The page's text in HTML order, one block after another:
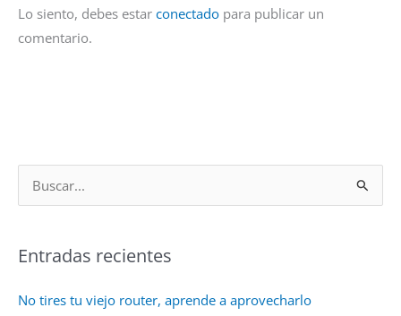
Lo siento, debes estar conectado para publicar un
comentario.
u
c
r
Entradas recientes
No tires tu viejo router, aprende a aprovecharlo